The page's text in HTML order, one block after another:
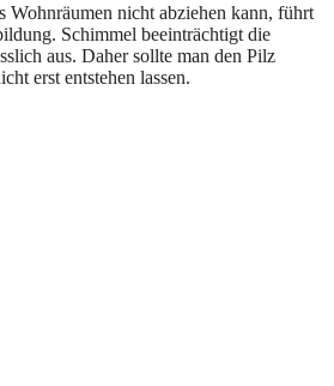
Wohnräumen nicht abziehen kann, führt
Schimmel beeinträchtigt die
aus. Daher sollte man den Pilz
erst entstehen lassen.